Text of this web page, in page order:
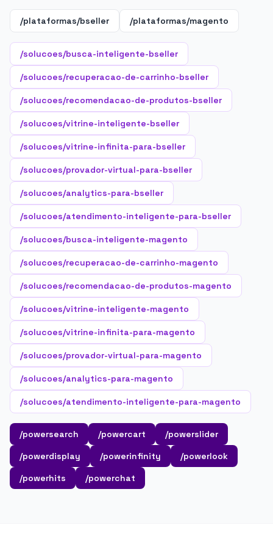
/plataformas/bseller /plataformas/magento
/solucoes/busca-inteligente-bseller
/solucoes/recuperacao-de-carrinho-bseller
/solucoes/recomendacao-de-produtos-bseller
/solucoes/vitrine-inteligente-bseller
/solucoes/vitrine-infinita-para-bseller
/solucoes/provador-virtual-para-bseller
/solucoes/analytics-para-bseller
/solucoes/atendimento-inteligente-para-bseller
/solucoes/busca-inteligente-magento
/solucoes/recuperacao-de-carrinho-magento
/solucoes/recomendacao-de-produtos-magento
/solucoes/vitrine-inteligente-magento
/solucoes/vitrine-infinita-para-magento
/solucoes/provador-virtual-para-magento
/solucoes/analytics-para-magento
/solucoes/atendimento-inteligente-para-magento
/powersearch /powercart
/powerslider
/powerdisplay
/powerinfinity
/powerlook
/powerhits
/powerchat